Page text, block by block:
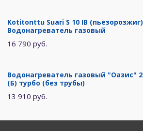
Kotitonttu Suari S 10 IB (пьезорозжиг)
Водонагреватель газовый
16 790 руб.
Водонагреватель газовый "Оазис"
(Б) турбо (без трубы)
13 910 руб.